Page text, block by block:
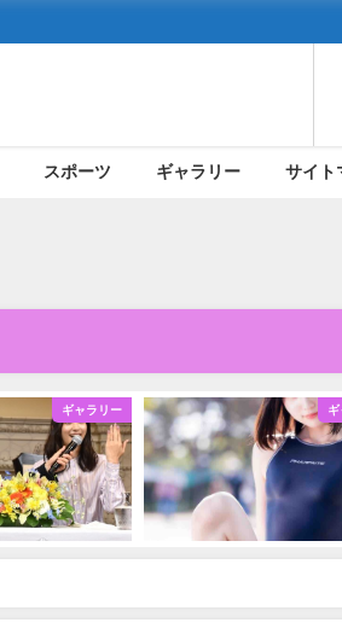
スポーツ ギャラリー サイト
ギャラリー ギ